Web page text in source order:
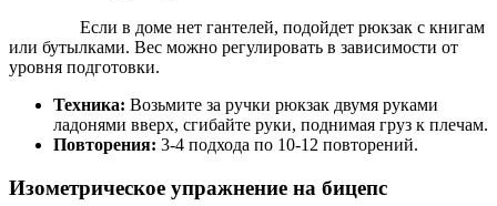
Если в доме нет гантелей, подойдет рюкзак с книгам
или бутылками. Вес можно регулировать в зависимости от
уровня подготовки.
Техника: Возьмите за ручки рюкзак двумя руками
ладонями вверх, сгибайте руки, поднимая груз к плечам.
Повторения: 3-4 подхода по 10-12 повторений.
Изометрическое упражнение на бицепс